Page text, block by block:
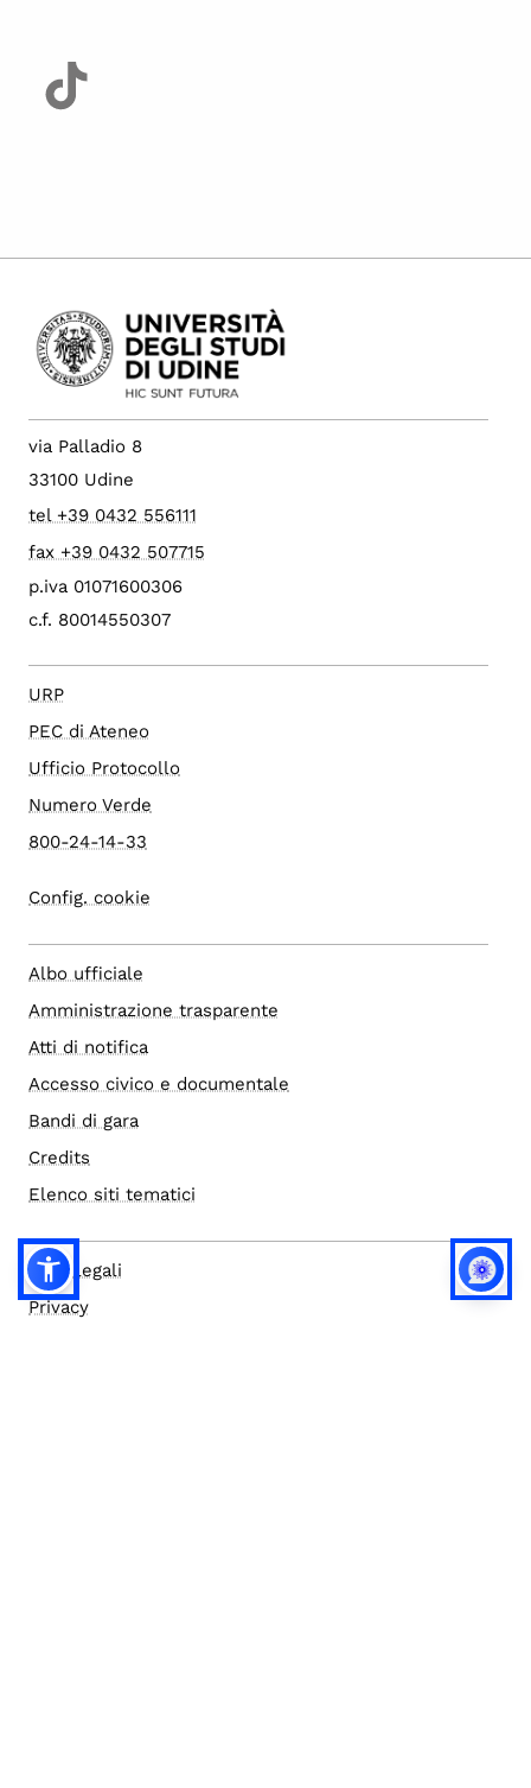
via Palladio 8
33100 Udine
tel +39 0432 556111
fax +39 0432 507715
p.iva 01071600306
c.f. 80014550307
URP
PEC di Ateneo
Ufficio Protocollo
Numero Verde
800-24-14-33
Config. cookie
Albo ufficiale
Amministrazione trasparente
Atti di notifica
Accesso civico e documentale
Bandi di gara
Credits
Elenco siti tematici
Note legali
Privacy